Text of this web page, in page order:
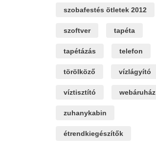
szobafestés ötletek 2012
szoftver tapéta
tapétázás telefon
törölköző vízlágyító
víztisztító webáruház
zuhanykabin
étrendkiegészítők